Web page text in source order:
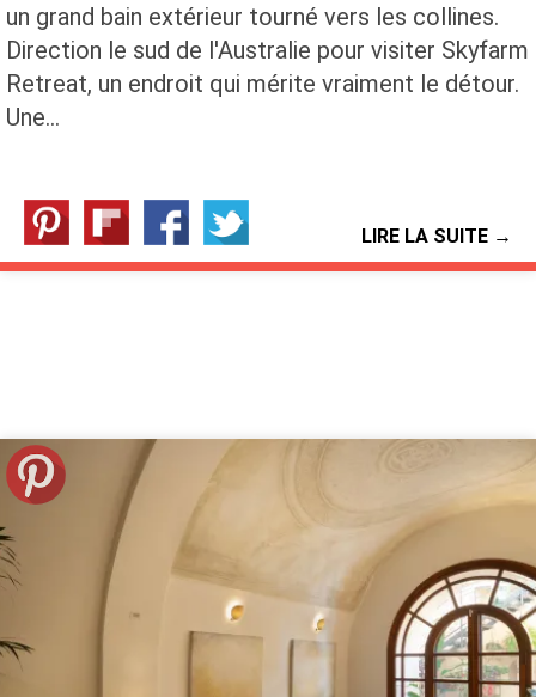
un grand bain extérieur tourné vers les collines.
Direction le sud de l'Australie pour visiter Skyfarm
Retreat, un endroit qui mérite vraiment le détour.
Une…
LIRE LA SUITE →